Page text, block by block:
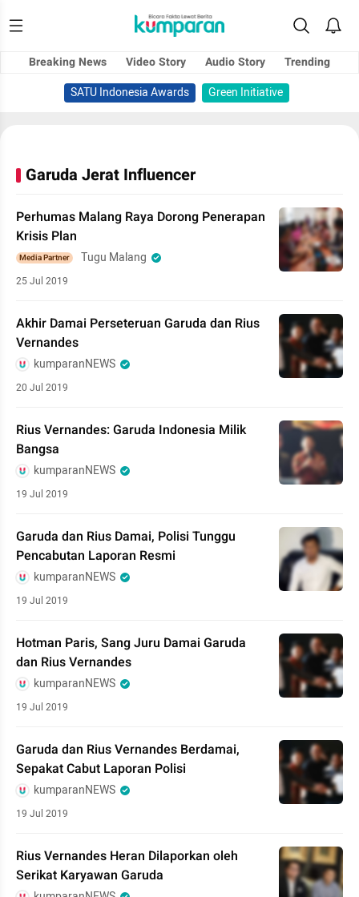
Breaking News Video Story Audio Story
Trending
SATU Indonesia Awards
Green Initiative
Garuda Jerat Influencer
Perhumas Malang Raya Dorong Penerapan
Krisis Plan
Media Partner Tugu Malang
25 Jul 2019
Akhir Damai Perseteruan Garuda dan Rius
Vernandes
kumparanNEWS
20 Jul 2019
Rius Vernandes: Garuda Indonesia Milik
Bangsa
kumparanNEWS
19 Jul 2019
Garuda dan Rius Damai, Polisi Tunggu
Pencabutan Laporan Resmi
kumparanNEWS
19 Jul 2019
Hotman Paris, Sang Juru Damai Garuda
dan Rius Vernandes
kumparanNEWS
19 Jul 2019
Garuda dan Rius Vernandes Berdamai,
Sepakat Cabut Laporan Polisi
kumparanNEWS
19 Jul 2019
Rius Vernandes Heran Dilaporkan oleh
Serikat Karyawan Garuda